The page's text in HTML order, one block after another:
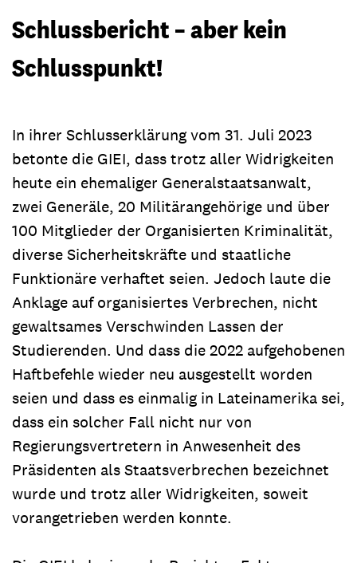
Schlussbericht – aber kein
Schlusspunkt!
In ihrer Schlusserklärung vom 31. Juli 2023
betonte die GIEI, dass trotz aller Widrigkeiten
heute ein ehemaliger Generalstaatsanwalt,
zwei Generäle, 20 Militärangehörige und über
100 Mitglieder der Organisierten Kriminalität,
diverse Sicherheitskräfte und staatliche
Funktionäre verhaftet seien. Jedoch laute die
Anklage auf organisiertes Verbrechen, nicht
gewaltsames Verschwinden Lassen der
Studierenden. Und dass die 2022 aufgehobenen
Haftbefehle wieder neu ausgestellt worden
seien und dass es einmalig in Lateinamerika sei,
dass ein solcher Fall nicht nur von
Regierungsvertretern in Anwesenheit des
Präsidenten als Staatsverbrechen bezeichnet
wurde und trotz aller Widrigkeiten, soweit
vorangetrieben werden konnte.